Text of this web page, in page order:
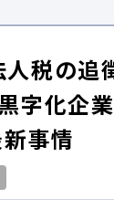
人税の
字化企
事情